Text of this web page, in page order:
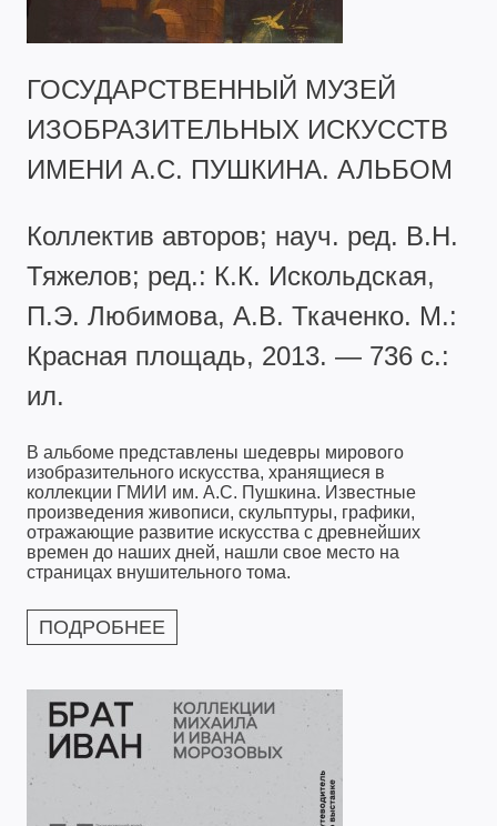
ГОСУДАРСТВЕННЫЙ МУЗЕЙ
ИЗОБРАЗИТЕЛЬНЫХ ИСКУССТВ
ИМЕНИ А.С. ПУШКИНА. АЛЬБОМ
Коллектив авторов; науч. ред. В.Н.
Тяжелов; ред.: К.К. Искольдская,
П.Э. Любимова, А.В. Ткаченко. М.:
Красная площадь, 2013. — 736 с.:
ил.
В альбоме представлены шедевры мирового
изобразительного искусства, хранящиеся в
коллекции ГМИИ им. А.С. Пушкина. Известные
произведения живописи, скульптуры, графики,
отражающие развитие искусства с древнейших
времен до наших дней, нашли свое место на
страницах внушительного тома.
ПОДРОБНЕЕ